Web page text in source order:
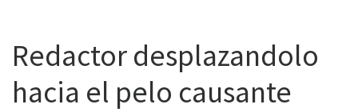
Redactor desplazandolo
hacia el pelo causante